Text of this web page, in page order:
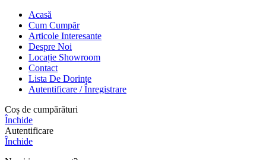
Acasă
Cum Cumpăr
Articole Interesante
Despre Noi
Locație Showroom
Contact
Lista De Dorințe
Autentificare / Înregistrare
Coș de cumpărături
Închide
Autentificare
Închide